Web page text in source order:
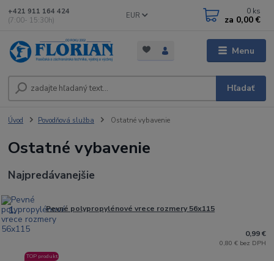
Menu
EUR
Hľadať
+421 911 164 424
(7:00- 15:30h)
0 ks
za 0,00 €
Úvod Povodňová služba Ostatné vybavenie
Ostatné vybavenie
Najpredávanejšie
1. Pevné polypropylénové vrece rozmery 56x115
TOP produkt
0,99 €
0,80 € bez DPH